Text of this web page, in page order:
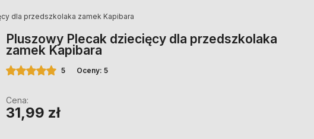
dla przedszkolaka zamek Kapibara
Pluszowy Plecak dziecięcy dla przedszkolaka
zamek Kapibara
5 Oceny: 5
Cena:
31,99 zł